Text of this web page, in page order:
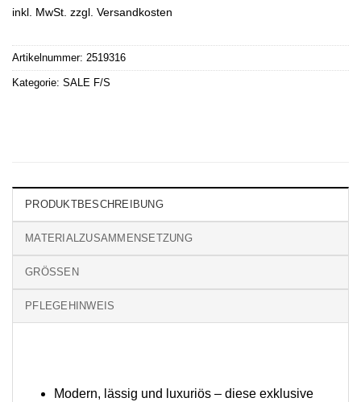
inkl. MwSt. zzgl. Versandkosten
Artikelnummer: 2519316
Kategorie: SALE F/S
PRODUKTBESCHREIBUNG
MATERIALZUSAMMENSETZUNG
GRÖSSEN
PFLEGEHINWEIS
Modern, lässig und luxuriös – diese exklusive